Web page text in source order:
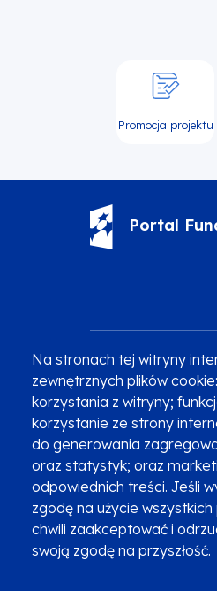
Na stronach tej witryny
zewnętrznych plików
korzystania z witryny;
korzystanie ze strony
do generowania
oraz statystyk; oraz
odpowiednich treści. Jeśli
zgodę na użycie
chwili zaakceptować i
swoją zgodę na przyszłość.
Promocja projektu
Portal
Zobacz inne programy
Serwis dofinansowany